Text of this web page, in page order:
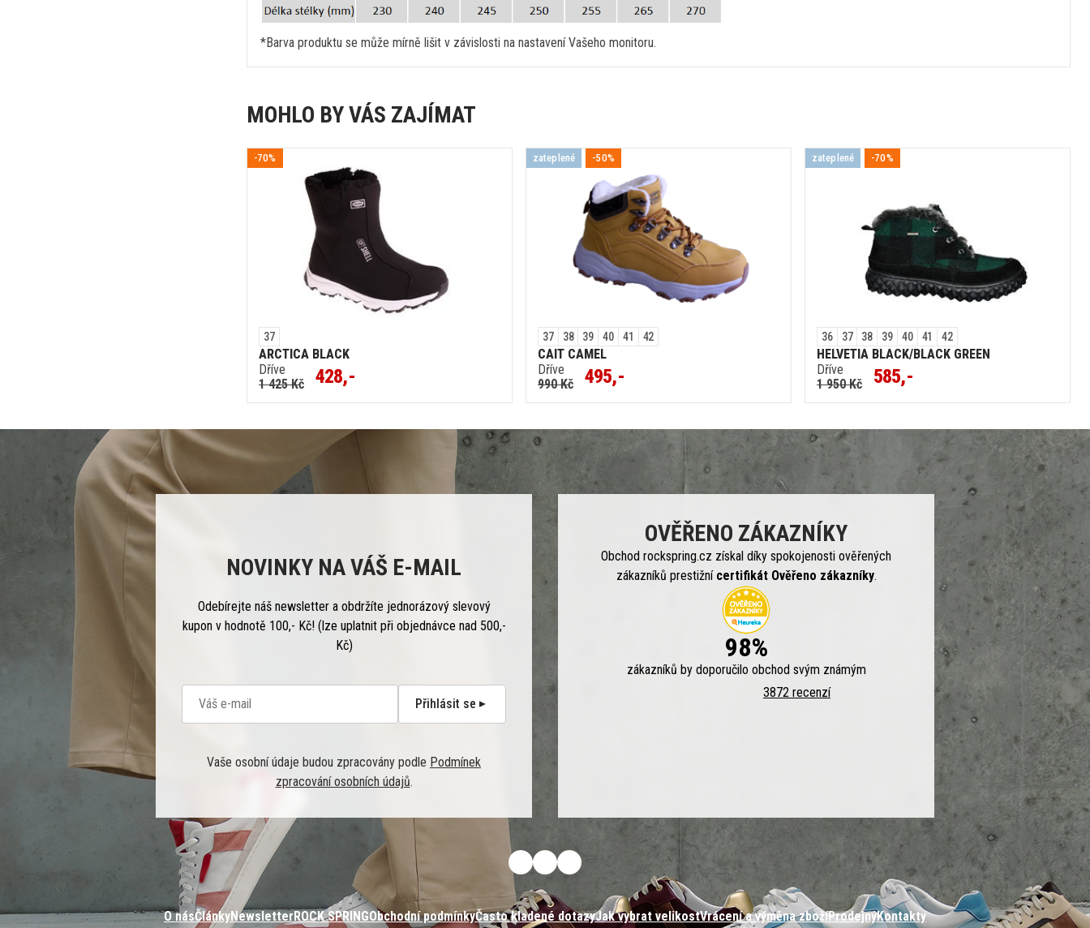
*Barva produktu se může mírně lišit v závislosti na nastavení Vašeho monitoru.
MOHLO BY VÁS ZAJÍMAT
-70%
37
ARCTICA BLACK
Dříve
1 425 Kč
428,-
zateplené -50%
37 38 39 40 41 42
CAIT CAMEL
Dříve
990 Kč
495,-
zateplené -70%
36 37 38 39 40 41 42
HELVETIA BLACK/BLACK GREEN
Dříve
1 950 Kč
585,-
NOVINKY NA VÁŠ E-MAIL
Odebírejte náš newsletter a obdržíte jednorázový slevový
kupon v hodnotě 100,- Kč! (lze uplatnit při objednávce nad 500,-
Kč)
Přihlásit se
Vaše osobní údaje budou zpracovány podle Podmínek
zpracování osobních údajů.
OVĚŘENO ZÁKAZNÍKY
Obchod rockspring.cz získal díky spokojenosti ověřených
zákazníků prestižní certifikát Ověřeno zákazníky.
98%
zákazníků by doporučilo obchod svým známým
3872 recenzí
O násČlánkyNewsletterROCK SPRINGObchodní podmínkyČasto kladené dotazyJak vybrat velikostVrácení a výměna zbožíProdejnyKontakty